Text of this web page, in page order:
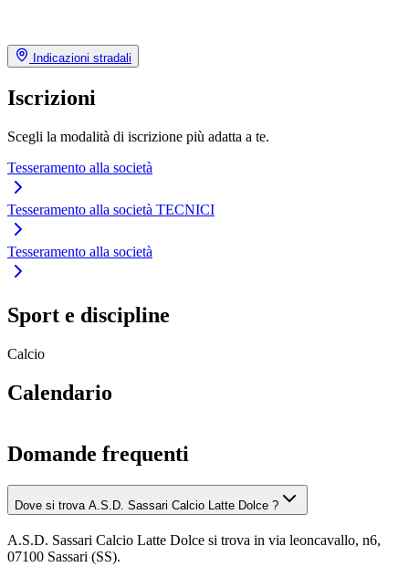
Indicazioni stradali
Iscrizioni
Scegli la modalità di iscrizione più adatta a te.
Tesseramento alla società
Tesseramento alla società TECNICI
Tesseramento alla società
Sport e discipline
Calcio
Calendario
Domande frequenti
Dove si trova A.S.D. Sassari Calcio Latte Dolce ?
A.S.D. Sassari Calcio Latte Dolce si trova in via leoncavallo, n6,
07100 Sassari (SS).